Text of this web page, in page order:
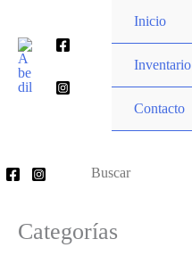
contenido
Inicio
Inventario
Contacto
por:
Categorías